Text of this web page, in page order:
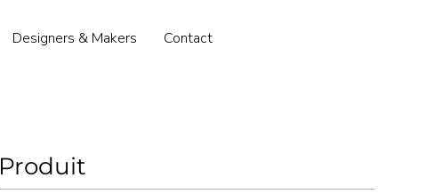
Designers & Makers Contact
Produit